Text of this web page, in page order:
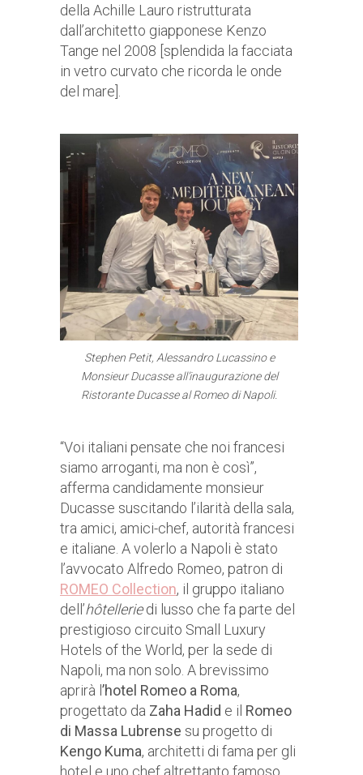
della Achille Lauro ristrutturata
dall’architetto giapponese Kenzo
Tange nel 2008 [splendida la facciata
in vetro curvato che ricorda le onde
del mare].
Stephen Petit, Alessandro Lucassino e
Monsieur Ducasse all’inaugurazione del
Ristorante Ducasse al Romeo di Napoli.
“Voi italiani pensate che noi francesi
siamo arroganti, ma non è così”,
afferma candidamente monsieur
Ducasse suscitando l’ilarità della sala,
tra amici, amici-chef, autorità francesi
e italiane. A volerlo a Napoli è stato
l’avvocato Alfredo Romeo, patron di
ROMEO Collection, il gruppo italiano
dell’hôtelleriedi lusso che fa parte del
prestigioso circuito Small Luxury
Hotels of the World, per la sede di
Napoli, ma non solo. A brevissimo
aprirà l’hotel Romeo a Roma,
progettato da Zaha Hadid e il Romeo
di Massa Lubrense su progetto di
Kengo Kuma, architetti di fama per gli
hotel e uno chef altrettanto famoso